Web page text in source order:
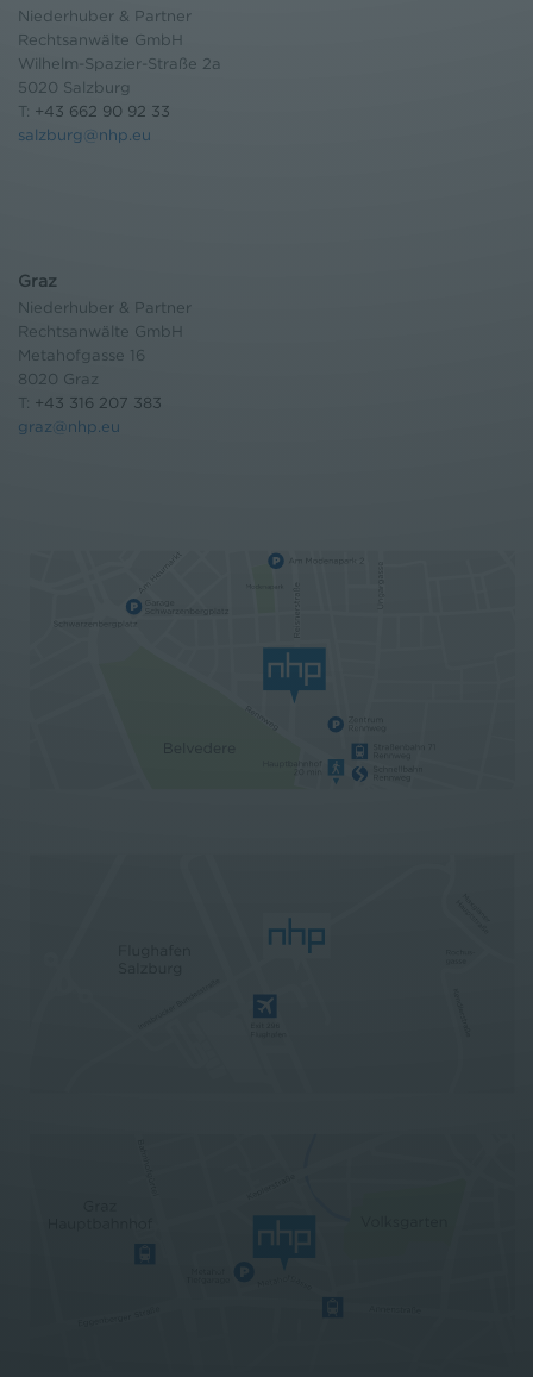
Niederhuber & Partner
Rechtsanwälte GmbH
Wilhelm-Spazier-Straße 2a
5020 Salzburg
T: +43 662 90 92 33
salzburg@nhp.eu
Graz
Niederhuber & Partner
Rechtsanwälte GmbH
Metahofgasse 16
8020 Graz
T: +43 316 207 383
graz@nhp.eu